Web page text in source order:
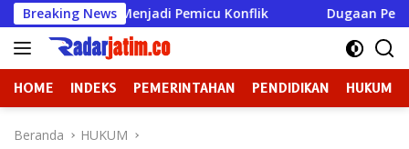
Langsung
ke
konten
Breaking News
Justru Menjadi Pemicu Konflik Dugaan
HOME INDEKS PEMERINTAHAN PENDIDIKAN HUKUM
Beranda HUKUM